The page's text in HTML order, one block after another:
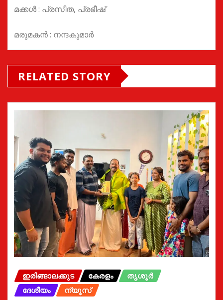
മക്കൾ : പ്രസീത, പ്രഭീഷ്
മരുമകൻ : നന്ദകുമാർ
RELATED STORY
ഇരിങ്ങാലക്കുട കേരളം
തൃശൂർ
ദേശീയം
ന്യൂസ്